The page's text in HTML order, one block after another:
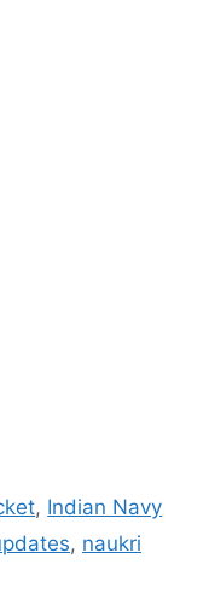
, Indian Navy
, naukri